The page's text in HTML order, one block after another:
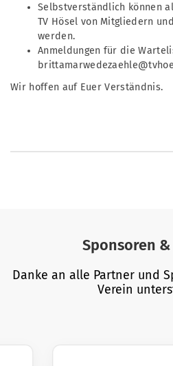
Selbstverständlich können
TV Hösel von Mitgliedern
werden.
Anmeldungen für die
Wir hoffen auf Euer Verständnis.
Sponsoren
Danke an alle Partner und
Verein